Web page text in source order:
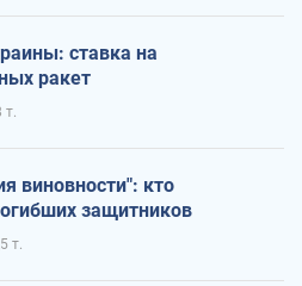
ставка на
ракет
т.
виновности": кто
защитников
т.